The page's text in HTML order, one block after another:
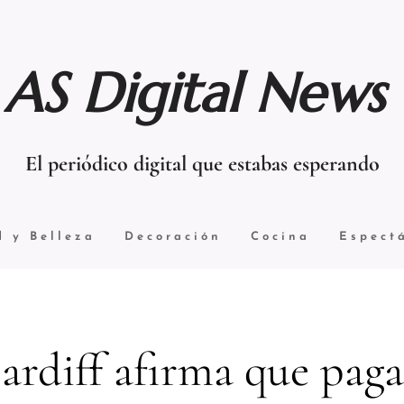
AS Digital News
El periódico digital que estabas esperando
y Belleza Decoración Cocina
afirma que